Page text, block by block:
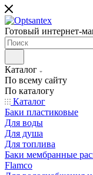
Готовый интернет-
Каталог
По всему сайту
По каталогу
Каталог
Баки пластиковые
Для воды
Для душа
Для топлива
Баки мембранные
Flamco